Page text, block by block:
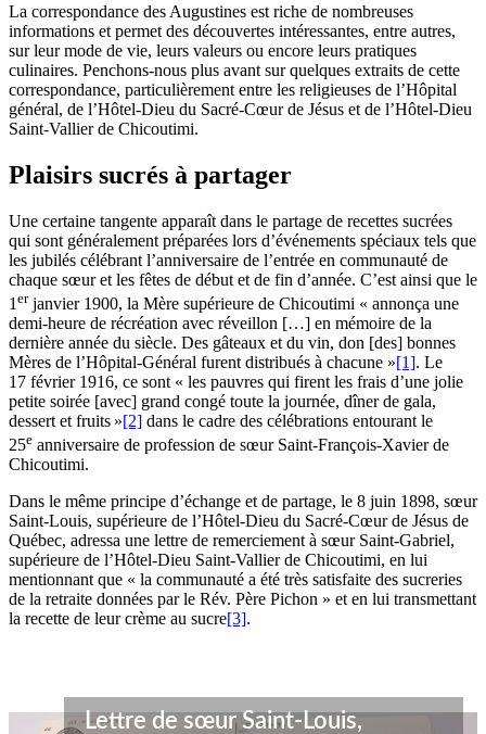
La correspondance des Augustines est riche de nombreuses
informations et permet des découvertes intéressantes, entre autres,
sur leur mode de vie, leurs valeurs ou encore leurs pratiques
culinaires. Penchons-nous plus avant sur quelques extraits de cette
correspondance, particulièrement entre les religieuses de l’Hôpital
général, de l’Hôtel-Dieu du Sacré-Cœur de Jésus et de l’Hôtel-Dieu
Saint-Vallier de Chicoutimi.
Plaisirs sucrés à partager
Une certaine tangente apparaît dans le partage de recettes sucrées
qui sont généralement préparées lors d’événements spéciaux tels que
les jubilés célébrant l’anniversaire de l’entrée en communauté de
chaque sœur et les fêtes de début et de fin d’année. C’est ainsi que le
1 erjanvier 1900, la Mère supérieure de Chicoutimi « annonça une
demi-heure de récréation avec réveillon […] en mémoire de la
dernière année du siècle. Des gâteaux et du vin, don [des] bonnes
Mères de l’Hôpital-Général furent distribués à chacune »[1]. Le
17 février 1916, ce sont « les pauvres qui firent les frais d’une jolie
petite soirée [avec] grand congé toute la journée, dîner de gala,
dessert et fruits »[2] dans le cadre des célébrations entourant le
25e anniversaire de profession de sœur Saint-François-Xavier de
Chicoutimi.
Dans le même principe d’échange et de partage, le 8 juin 1898, sœur
Saint-Louis, supérieure de l’Hôtel-Dieu du Sacré-Cœur de Jésus de
Québec, adressa une lettre de remerciement à sœur Saint-Gabriel,
supérieure de l’Hôtel-Dieu Saint-Vallier de Chicoutimi, en lui
mentionnant que « la communauté a été très satisfaite des sucreries
de la retraite données par le Rév. Père Pichon » et en lui transmettant
la recette de leur crème au sucre[3].
Lettre de sœur Saint-Louis,